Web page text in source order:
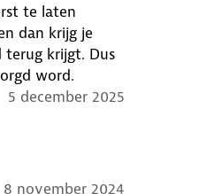
te laten
dan krijg je
krijgt. Dus
word.
5 december 2025
8 november 2024